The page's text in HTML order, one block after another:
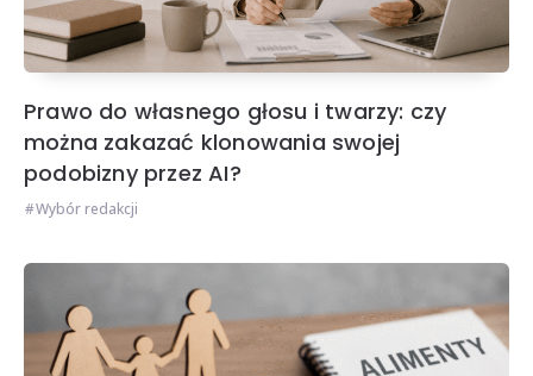
Prawo do własnego głosu i twarzy: czy
można zakazać klonowania swojej
podobizny przez AI?
Wybór redakcji